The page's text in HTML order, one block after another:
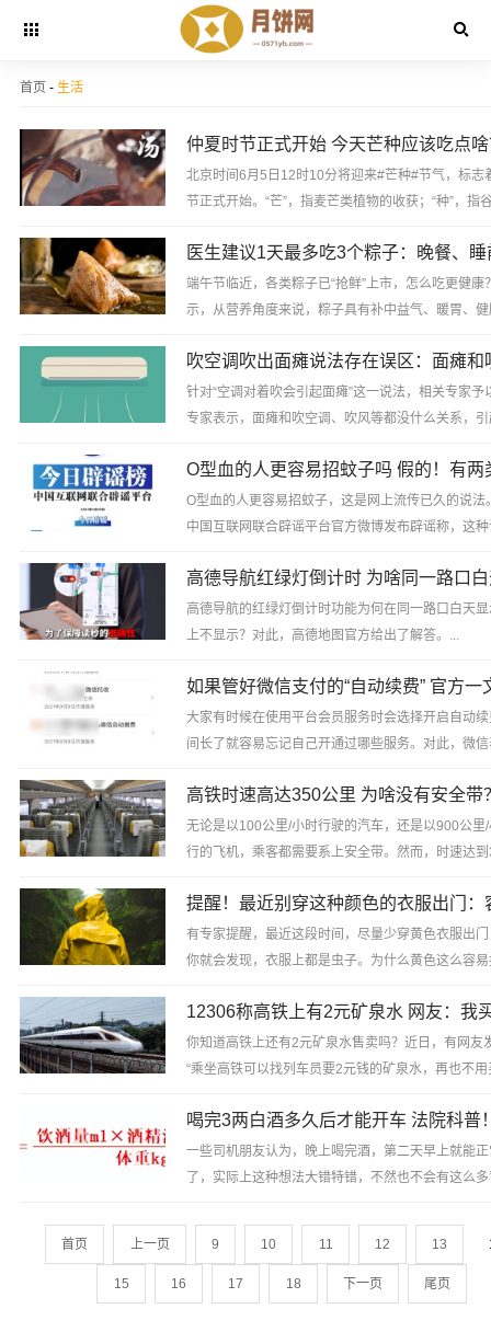
首页 - 生活
仲夏时节正式开始 今天芒种应该吃点
北京时间6月5日12时10分将迎来#芒种#节气，标志
节正式开始。“芒”，指麦芒类植物的收获；“种”，指
端午节临近，各类粽子已“抢鲜”上市，怎么吃更健康
示，从营养角度来说，粽子具有补中益气、暖胃、
针对“空调对着吹会引起面瘫”这一说法，相关专家予
专家表示，面瘫和吹空调、吹风等都没什么关系，
O型血的人更容易招蚊子，这是网上流传已久的说法
中国互联网联合辟谣平台官方微博发布辟谣称，这
的...
高德导航的红绿灯倒计时功能为何在同一路口白天
上不显示？对此，高德地图官方给出了解答。...
大家有时候在使用平台会员服务时会选择开启自动
间长了就容易忘记自己开通过哪些服务。对此，微
高铁时速高达350公里 为啥没有安全带
无论是以100公里/小时行驶的汽车，还是以900公里
行的飞机，乘客都需要系上安全带。然而，时速达
有专家提醒，最近这段时间，尽量少穿黄色衣服出
你就会发现，衣服上都是虫子。为什么黄色这么容
欢的颜...
你知道高铁上还有2元矿泉水售卖吗？近日，有网友
“乘坐高铁可以找列车员要2元钱的矿泉水，再也不用
喝完3两白酒多久后才能开车 法院科普
一些司机朋友认为，晚上喝完酒，第二天早上就能
了，实际上这种想法大错特错，不然也不会有这么
前...
首页
上一页 9 10 11 12 13
15 16 17 18 下一页 尾页